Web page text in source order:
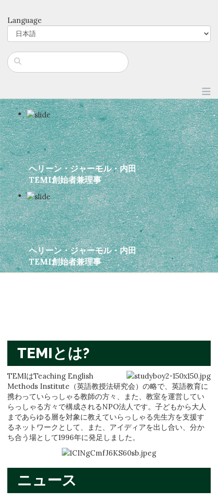
Language
ヘリーン・ジャーモル・内田
TEMI創始者兼理事
ヘリーン・ジャーモル・内田
TEMI創始者兼理事
TEMIとは?
TEMIはTeaching English
Methods Institute（英語教授法研究会）の略で、英語教育に
携わっていらっしゃる教師の方々、また、教室を運営してい
らっしゃる方々で構成されるNPO法人です。子どもから大人
まであらゆる層を対象に教えていらっしゃる先生方を支援す
るネットワークとして、また、アイディアを出し合い、分か
ち合う場として1996年に発足しました。
ニュース